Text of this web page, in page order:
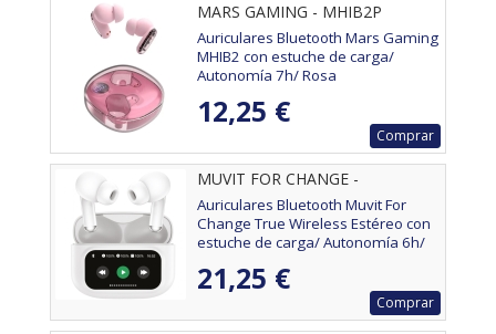
MARS GAMING - MHIB2P
Auriculares Bluetooth Mars Gaming
MHIB2 con estuche de carga/
Autonomía 7h/ Rosa
12,25 €
Comprar
MUVIT FOR CHANGE -
MCTWS0007
Auriculares Bluetooth Muvit For
Change True Wireless Estéreo con
estuche de carga/ Autonomía 6h/
21,25 €
Comprar